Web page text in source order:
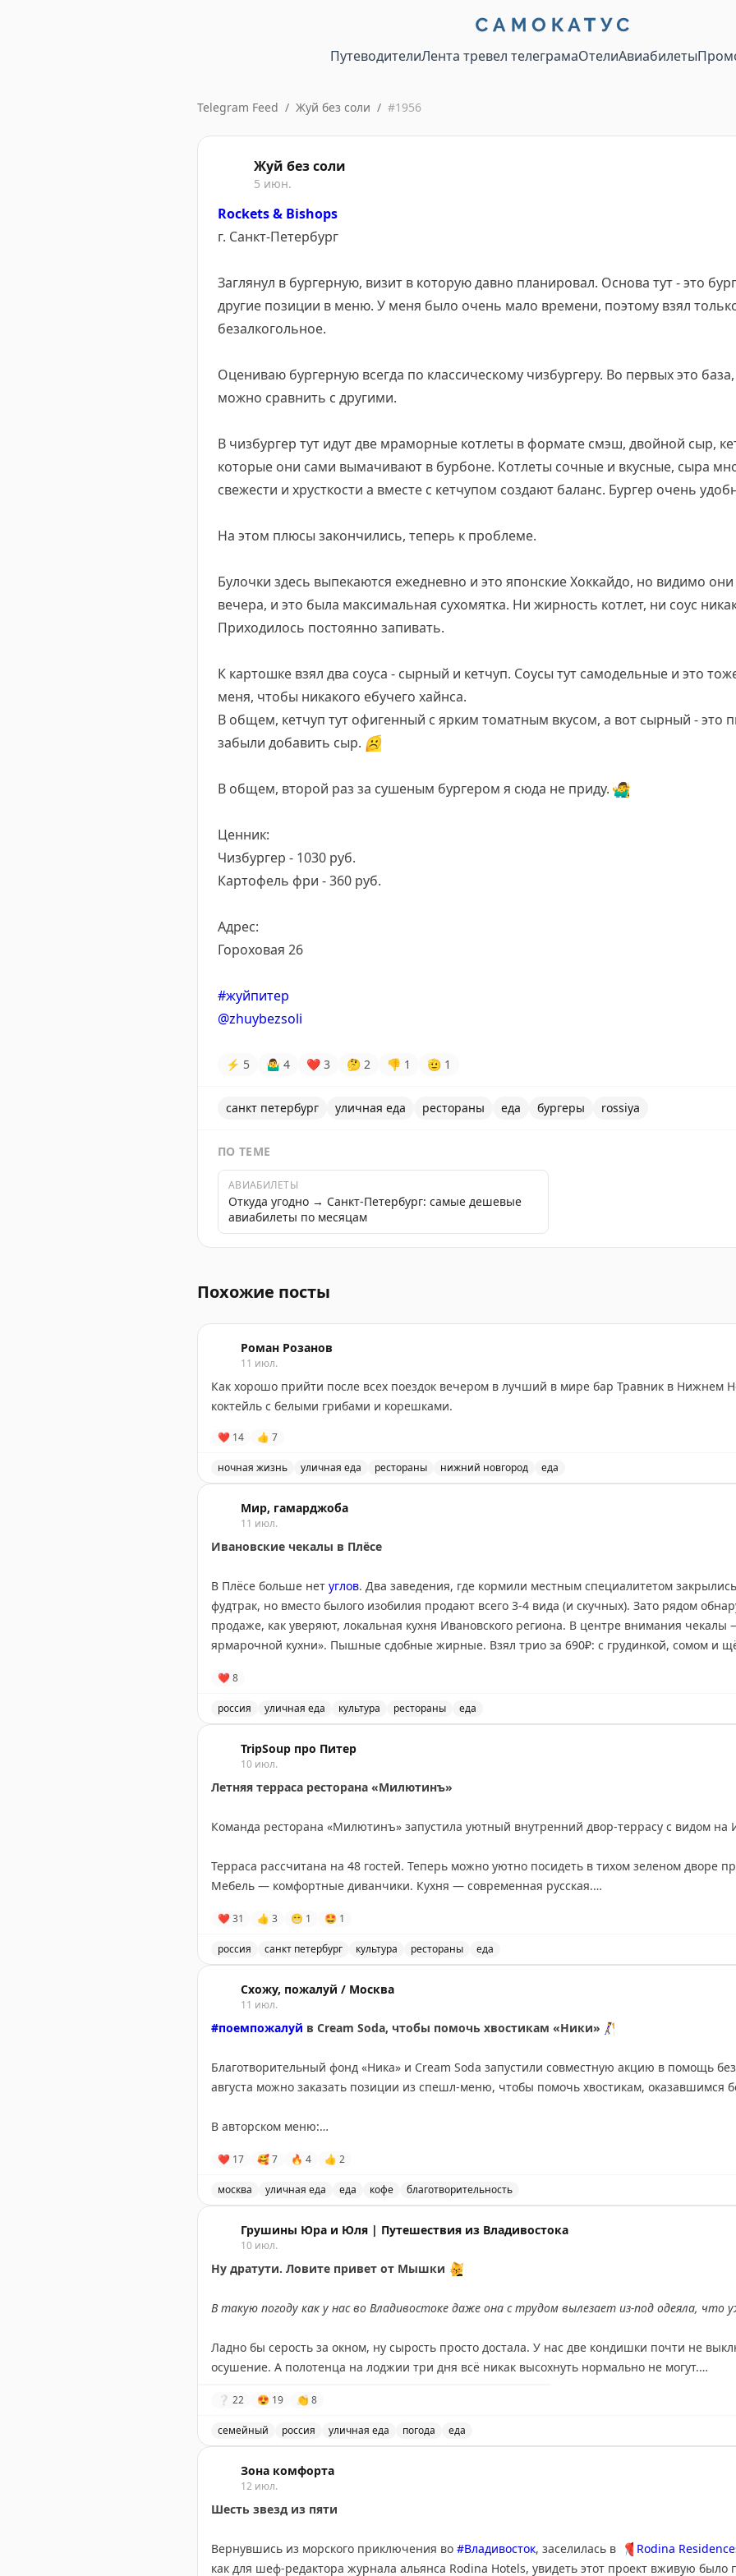
ПутеводителиЛента тревел телеграмаОтелиАвиабилеты
Telegram Feed / Жуй без соли / #1956
Жуй без соли
5 июн.
Rockets & Bishops
г. Санкт-Петербург
Заглянул в бургерную, визит в которую давно планировал. Основа тут - это
другие позиции в меню. У меня было очень мало времени, поэтому взял
безалкогольное.
Оцениваю бургерную всегда по классическому чизбургеру. Во первых это
можно сравнить с другими.
В чизбургер тут идут две мраморные котлеты в формате смэш, двойной сыр,
которые они сами вымачивают в бурбоне. Котлеты сочные и вкусные, сыра
свежести и хрусткости а вместе с кетчупом создают баланс. Бургер очень
На этом плюсы закончились, теперь к проблеме.
Булочки здесь выпекаются ежедневно и это японские Хоккайдо, но видимо
вечера, и это была максимальная сухомятка. Ни жирность котлет, ни соус
Приходилось постоянно запивать.
К картошке взял два соуса - сырный и кетчуп. Соусы тут самодельные и это
меня, чтобы никакого ебучего хайнса.
В общем, кетчуп тут офигенный с ярким томатным вкусом, а вот сырный - это
забыли добавить сыр. ☹️
В общем, второй раз за сушеным бургером я сюда не приду. 🤷‍♂️
Ценник:
Чизбургер - 1030 руб.
Картофель фри - 360 руб.
Адрес:
Гороховая 26
#жуйпитер
@zhuybezsoli
⚡ 5 🤷‍♂ 4 ❤ 3 🤔 2 👎 1 🫡 1
санкт петербург уличная еда рестораны еда бургеры rossiya
ПО ТЕМЕ
АВИАБИЛЕТЫ
Откуда угодно → Санкт-Петербург: самые дешевые
авиабилеты по месяцам
Похожие посты
Роман Розанов
11 июл.
Как хорошо прийти после всех поездок вечером в лучший в мире бар Травник в Нижнем
коктейль с белыми грибами и корешками.
❤ 14 👍 7
ночная жизнь уличная еда рестораны нижний новгород еда
Мир, гамарджоба
11 июл.
Ивановские чекалы в Плёсе
В Плёсе больше нет углов. Два заведения, где кормили местным специалитетом
фудтрак, но вместо былого изобилия продают всего 3-4 вида (и скучных). Зато рядом
продаже, как уверяют, локальная кухня Ивановского региона. В центре внимания
ярмарочной кухни». Пышные сдобные жирные. Взял трио за 690₽: с грудинкой, сомом и
Самым любопытным показался сом, оно и понятно. Самыми скучными — щёчки. Ещё в
икрой (690₽ за два) и с мороженым и брусникой (480₽ за два).
Из других ивановских блюд в меню зелёные щи по-ивановски (350₽), тбря на квасе к
Плёсская кулейка с мочёной брусникой (320₽).
Всё звучало крайне интересно, но послеобедов на «Водоходе»сил попробовать уже не
Кстати, никогда раньше про чекалы не слышал, а вы?
❤ 8
россия уличная еда культура рестораны еда
TripSoup про Питер
10 июл.
Летняя терраса ресторана «Милютинъ»
Команда ресторана «Милютинъ» запустила уютный внутренний двор-террасу с видом
Терраса рассчитана на 48 гостей. Теперь можно уютно посидеть в тихом зеленом дворе
Мебель — комфортные диванчики. Кухня — современная русская.
Подробности и бронирование: +7 (905) 212-00-44
📍ул. Садовая, д. 4
https://milutin.spb.ru/
❤ 31 👍 3 😁 1 🤩 1
россия санкт петербург культура рестораны еда
Схожу, пожалуй / Москва
11 июл.
#поемпожалуй в Cream Soda, чтобы помочь хвостикам «Ники» 🚶‍♀️
Благотворительный фонд «Ника» и Cream Soda запустили совместную акцию в помощь
августа можно заказать позиции из спешл-меню, чтобы помочь хвостикам, оказавшимся
В авторском меню:
карамельным печеньем.
— Шу «Какао — бобы тонка» — десерт с шоколадным кремом, взбитой карамелью и
До 4.08
Во всех проектах сети
❤ 17 🥰7 🔥 4 👍 2
москва уличная еда еда кофе благотворительность
Грушины Юра и Юля | Путешествия из Владивостока
10 июл.
Ну дратути. Ловите привет от Мышки 😽
В такую погоду как у нас во Владивостоке даже она с трудом вылезает из-под одеяла, что
Ладно бы серость за окном, ну сырость просто достала. У нас две кондишки почти не
осушение. А полотенца на лоджии три дня всё никак высохнуть нормально не могут.
🐈‍⬛ «Всем привет. Не знаю, что Ма про погоду говорит, я жару не люблю – шуба толстая у
родители устроили мне тут очередной спа-день, ох и не люблю я их – вычесали зачем-то
а потом как давай зубы начищать. Но куда хуже, что сказали, что конфет в шкафу больше
держусь без них».
Да, мы решили отучать Булку от конфет.
подходила к своей миске, а с грустными глазами смотрела на шкаф с лакомствами.
попробовать без них хотя бы пару недель. Не знаем, получится ли и надолго ли нас хватит.
❔ 22 😍 19 👏 8
семейный россия уличная еда погода еда
Зона комфорта
12 июл.
Шесть звезд из пяти
Вернувшись из морского приключения во #Владивосток, заселилась в 📍 Rodina
как для шеф-редактора журнала альянса Rodina Hotels, увидеть этот проект вживую было